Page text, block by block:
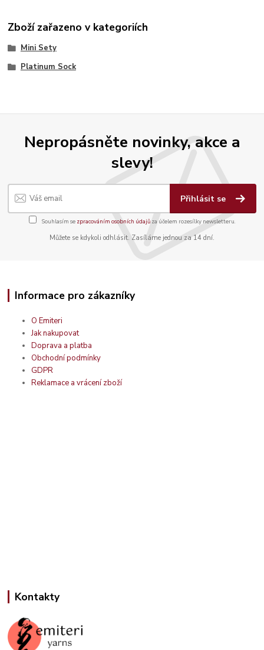
Zboží zařazeno v kategoriích
Mini Sety
Platinum Sock
Nepropásněte novinky, akce a
slevy!
Přihlásit se
Souhlasím se zpracováním osobních údajůza účelem rozesílky newsletteru.
Můžete se kdykoli odhlásit. Zasíláme jednou za 14 dní.
Informace pro zákazníky
O Emiteri
Jak nakupovat
Doprava a platba
Obchodní podmínky
GDPR
Reklamace a vrácení zboží
Kontakty